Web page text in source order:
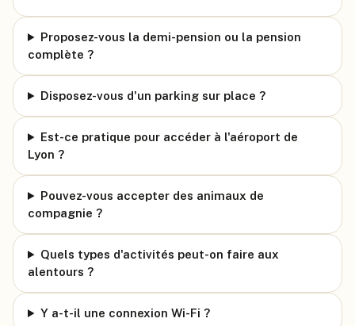
Proposez-vous la demi-pension ou la pension
complète ?
Disposez-vous d'un parking sur place ?
Est-ce pratique pour accéder à l'aéroport de
Lyon ?
Pouvez-vous accepter des animaux de
compagnie ?
Quels types d'activités peut-on faire aux
alentours ?
Y a-t-il une connexion Wi-Fi ?